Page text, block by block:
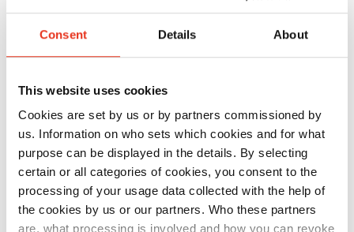
Consent Details About
This website uses cookies
Cookies are set by us or by partners commissioned by
us. Information on who sets which cookies and for what
purpose can be displayed in the details. By selecting
certain or all categories of cookies, you consent to the
processing of your usage data collected with the help of
the cookies by us or our partners. Who these partners
are, what processing is involved and how you can revoke
maximum de leurs capacités, nous vous
Caractéristiques
Réf.